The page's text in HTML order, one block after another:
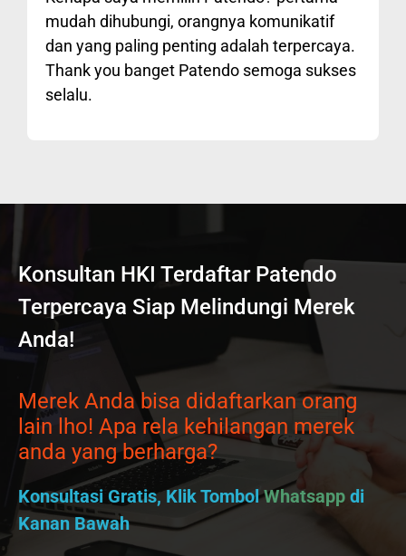
mudah dihubungi, orangnya komunikatif
dan yang paling penting adalah terpercaya.
Thank you banget Patendo semoga sukses
selalu.
Konsultan HKI Terdaftar Patendo
Terpercaya Siap Melindungi Merek
Anda!
Merek Anda bisa didaftarkan orang
lain lho! Apa rela kehilangan merek
anda yang berharga?
Konsultasi Gratis, Klik TombolWhatsapp di
Kanan Bawah